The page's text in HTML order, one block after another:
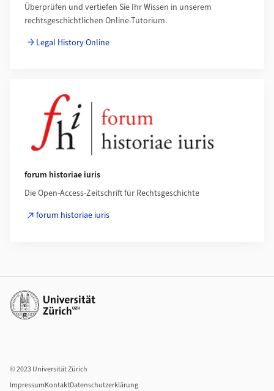
Überprüfen und vertiefen Sie Ihr Wissen in unserem
rechtsgeschichtlichen Online-Tutorium.
Legal History Online
forum historiae iuris
Die Open-Access-Zeitschrift für Rechtsgeschichte
forum historiae iuris
Weiterführende Links
© 2023 Universität Zürich
ImpressumKontaktDatenschutzerklärung